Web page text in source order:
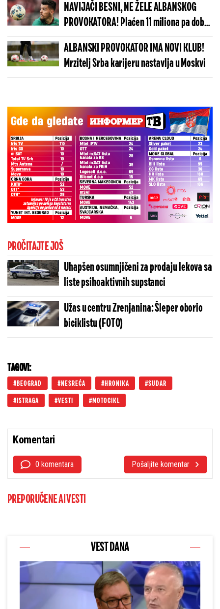
NAVIJAČI BESNI, NE ŽELE ALBANSKOG
PROVOKATORA! Plaćen 11 miliona pa dobio
brutalnu poruku
ALBANSKI PROVOKATOR IMA NOVI KLUB!
Mrzitelj Srba karijeru nastavlja u Moskvi
PROČITAJTE JOŠ
Uhapšen osumnjičeni za prodaju lekova sa
liste psihoaktivnih supstanci
Užas u centru Zrenjanina: Šleper oborio
biciklistu (FOTO)
TAGOVI:
BEOGRAD NESREĆA HRONIKA SUDAR
ISTRAGA VESTI MOTOCIKL
Komentari
0 komentara Pošaljite komentar
PREPORUČENE AI VESTI
VEST DANA